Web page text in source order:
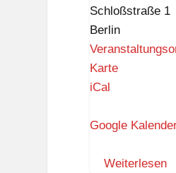
Schloßstraße 1
Berlin
KarteF
u
S
iCal
Google
Weiterlesen